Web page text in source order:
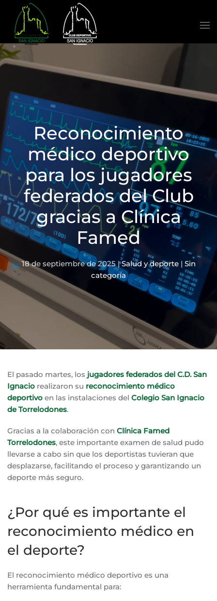
Skip to main content
Reconocimiento
médico deportivo
para los jugadores
federados del Club
gracias a Clínica
Famed
18 de septiembre de 2025|Salud y deporte| Sin
categoría
El pasado martes, los jugadores federados del C.D. San
Ignacio realizaron su reconocimiento médico
deportivo en las instalaciones del Colegio San Ignacio
de Torrelodones.
Gracias a la colaboración con Clínica Famed
Torrelodones, este importante examen de salud pudo
llevarse a cabo sin que los deportistas tuvieran que
desplazarse, facilitando el proceso y garantizando un
deporte más seguro.
¿Por qué es importante el
reconocimiento médico en
el deporte?
El reconocimiento médico deportivo es una
herramienta fundamental para: